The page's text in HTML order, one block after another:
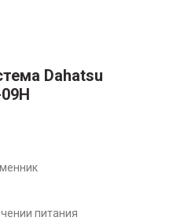
Dahatsu
питания